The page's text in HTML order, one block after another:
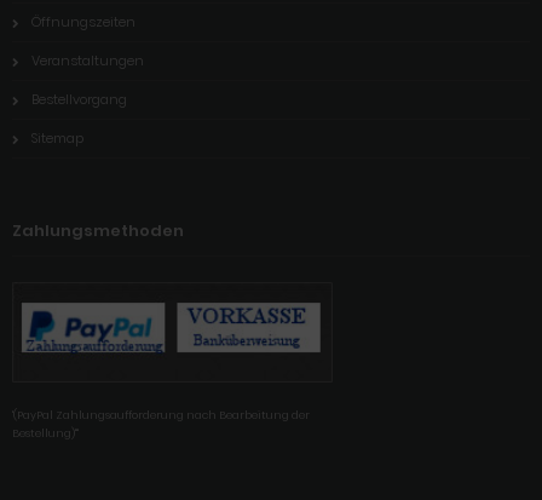
Öffnungszeiten
Veranstaltungen
Bestellvorgang
Sitemap
Zahlungsmethoden
'(PayPal Zahlungsaufforderung nach Bearbeitung der
Bestellung)'"